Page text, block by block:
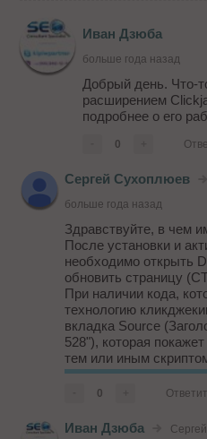
Иван Дзюба
больше года назад
Добрый день. Что-
расширением
подробнее о его
0
Сергей Сухоплюев
больше года назад
Здравствуйте, в чем
После установки и
необходимо открыть
обновить страницу
При наличии кода,
технологию
вкладка Source
528"), которая
тем или иным
В режиме инкогнито
всего не работает
0
Иван Дзюба